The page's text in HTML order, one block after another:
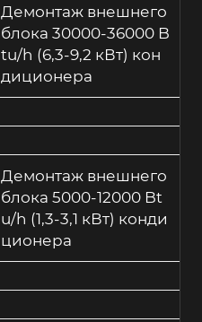
Демонтаж внешнего
блока 30000-36000 B
tu/h (6,3-9,2 кВт) кон
диционера
Демонтаж внешнего
блока 5000-12000 Bt
u/h (1,3-3,1 кВт) конди
ционера